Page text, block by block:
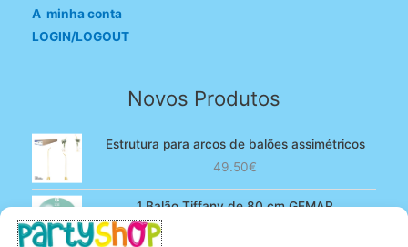
A minha conta
LOGIN/LOGOUT
Novos Produtos
Estrutura para arcos de balões assimétricos
49.50€
1 Balão Tiffany de 80 cm GEMAR